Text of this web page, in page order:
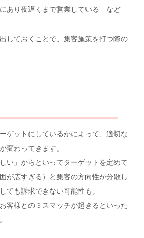
にあり夜遅くまで営業している など
しておくことで、集客施策を打つ際の
ゲットにしているかによって、適切な
変わってきます。
い」からといってターゲットを定めて
が広すぎる）と集客の方向性が分散し
ても訴求できない可能性も。
客様とのミスマッチが起きるといった